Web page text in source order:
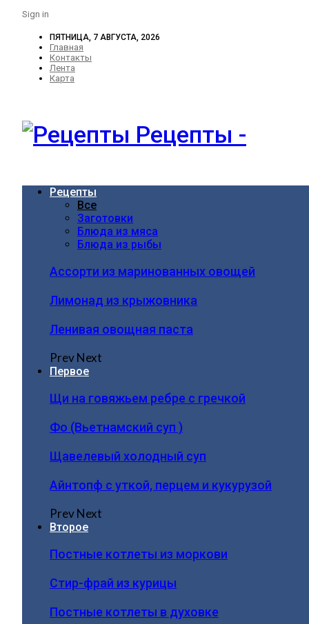
Sign in
ПЯТНИЦА, 7 АВГУСТА, 2026
Главная
Контакты
Лента
Карта
Рецепты -
Рецепты
Все
Заготовки
Блюда из мяса
Блюда из рыбы
Ассорти из маринованных овощей
Лимонад из крыжовника
Ленивая овощная паста
PrevNext
Первое
Щи на говяжьем ребре с гречкой
Фо (Вьетнамский суп )
Щавелевый холодный суп
Айнтопф с уткой, перцем и кукурузой
PrevNext
Второе
Постные котлеты из моркови
Стир-фрай из курицы
Постные котлеты в духовке